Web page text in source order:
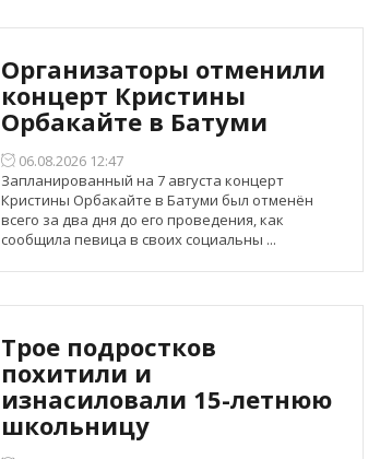
Организаторы отменили
концерт Кристины
Орбакайте в Батуми
06.08.2026 12:47
Запланированный на 7 августа концерт
Кристины Орбакайте в Батуми был отменён
всего за два дня до его проведения, как
сообщила певица в своих социальны ...
Трое подростков
похитили и
изнасиловали 15-летнюю
школьницу